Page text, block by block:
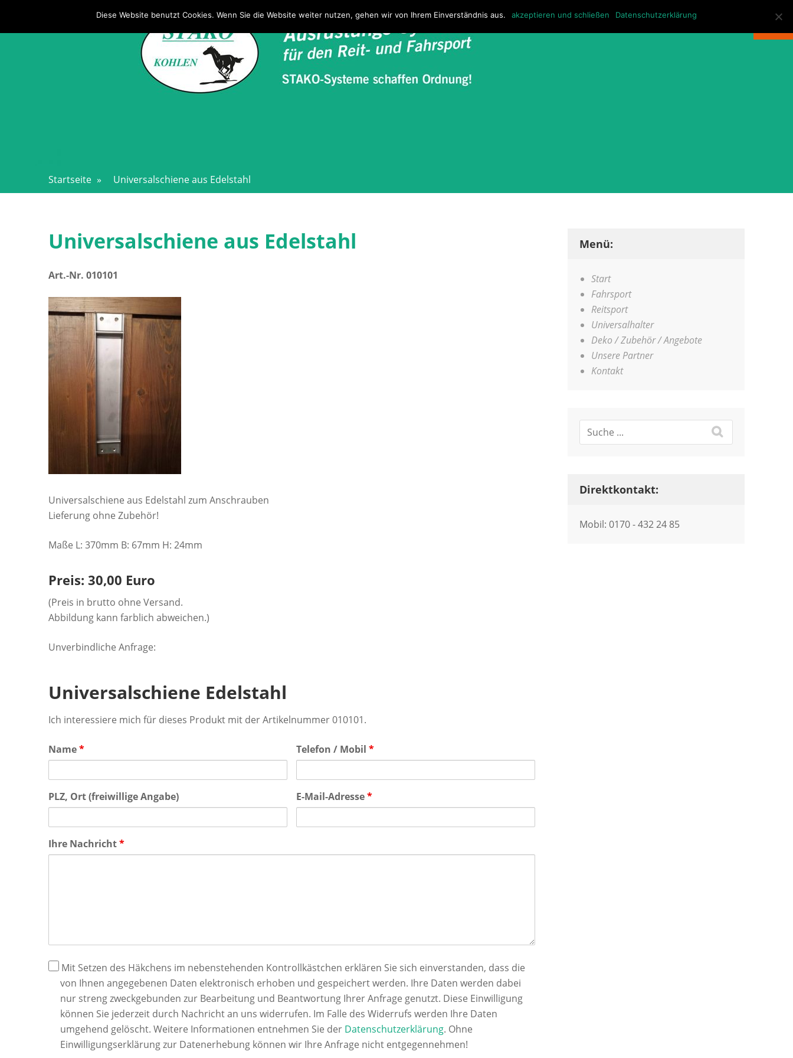
STAKO – STALLSYSTEME KONTAKT
Startseite » Universalschiene aus Edelstahl
Universalschiene aus Edelstahl
Art.-Nr. 010101
Universalschiene aus Edelstahl zum Anschrauben
Lieferung ohne Zubehör!
Maße L: 370mm B: 67mm H: 24mm
Preis: 30,00 Euro
(Preis in brutto ohne Versand.
Abbildung kann farblich abweichen.)
Unverbindliche Anfrage:
Universalschiene Edelstahl
Ich interessiere mich für dieses Produkt mit der Artikelnummer 010101.
Name*
PLZ, Ort (freiwillige Angabe)
Telefon / Mobil *
E-Mail-Adresse*
Ihre Nachricht*
Datenschutz
Mit Setzen des Häkchens im nebenstehenden Kontrollkästchen erklären Sie sich einverstanden, dass die
von Ihnen angegebenen Daten elektronisch erhoben und gespeichert werden. Ihre Daten werden dabei
nur streng zweckgebunden zur Bearbeitung und Beantwortung Ihrer Anfrage genutzt. Diese Einwilligung
können Sie jederzeit durch Nachricht an uns widerrufen. Im Falle des Widerrufs werden Ihre Daten
umgehend gelöscht. Weitere Informationen entnehmen Sie der Datenschutzerklärung. Ohne
Einwilligungserklärung zur Datenerhebung können wir Ihre Anfrage nicht entgegennehmen!
Menü:
Start
Fahrsport
Reitsport
Universalhalter
Deko / Zubehör / Angebote
Unsere Partner
Kontakt
Direktkontakt:
Mobil: 0170 - 432 24 85
Diese Website benutzt Cookies. Wenn Sie die Website weiter nutzen, gehen wir von Ihrem Einverständnis aus. akzeptieren und schließen Datenschutzerklärung